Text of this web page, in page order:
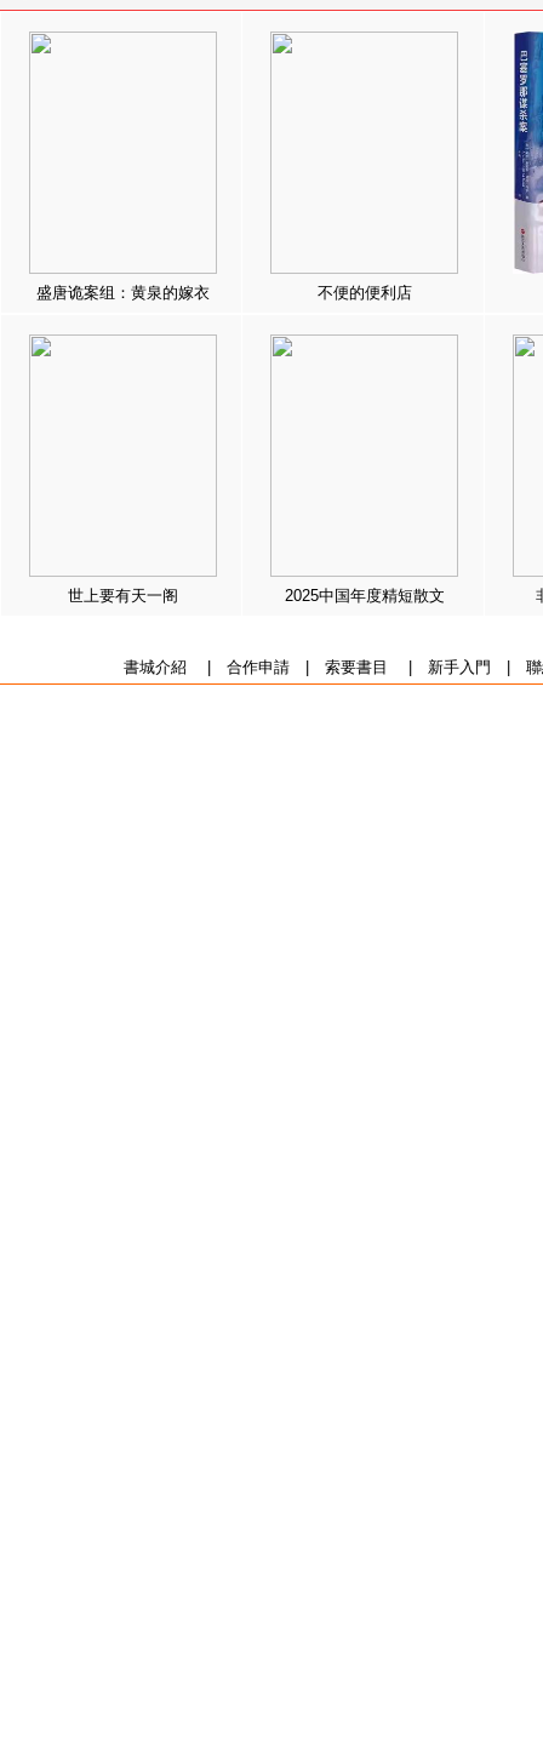
盛唐诡案组：黄泉的嫁衣 不便的便利店
世上要有天一阁 2025中国年度精短散文
書城介紹 合作申請| 索要書目 新手入門